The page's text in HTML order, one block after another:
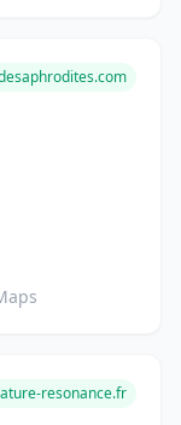
resonance.fr